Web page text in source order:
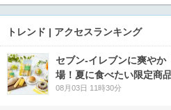
トレンド | アクセスランキング
セブン‐イレブンに爽や
場！夏に食べたい限定商
08月03日 11時30分